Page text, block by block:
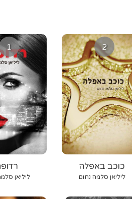
1
ליליאן
2
כוכב באפלה
ליליאן סלמה נחום